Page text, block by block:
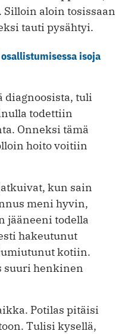
aloin tosissaan
tauti pysähtyi.
isoja
diagnoosista, tuli
todettiin
Onneksi tämä
hoito voitiin
kun sain
meni hyvin,
jääneeni todella
hakeutunut
kotiin.
suuri henkinen
Potilas pitäisi
Tulisi kysellä,